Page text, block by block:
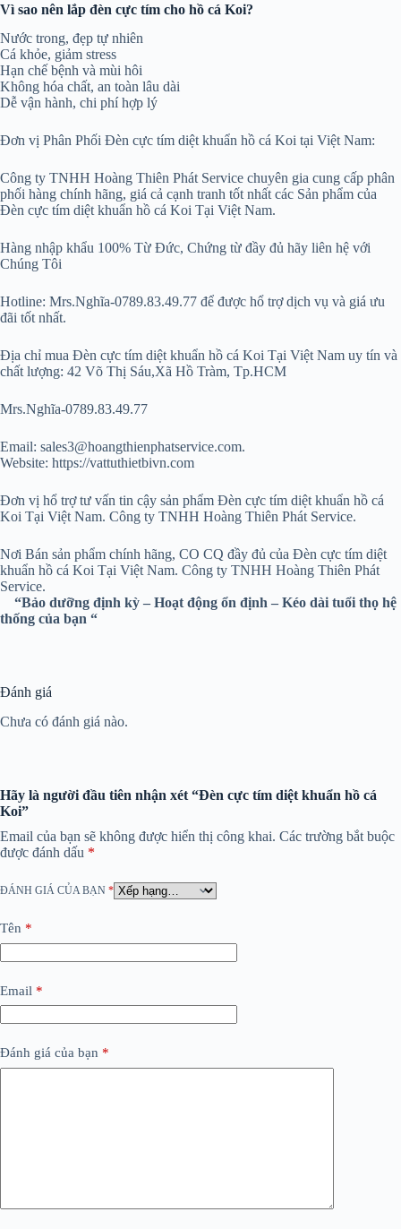
Vì sao nên lắp đèn cực tím cho hồ cá Koi?
Nước trong, đẹp tự nhiên
Cá khỏe, giảm stress
Hạn chế bệnh và mùi hôi
Không hóa chất, an toàn lâu dài
Dễ vận hành, chi phí hợp lý
Đơn vị Phân Phối Đèn cực tím diệt khuẩn hồ cá Koi tại Việt Nam:
Công ty TNHH Hoàng Thiên Phát Service chuyên gia cung cấp phân
phối hàng chính hãng, giá cả cạnh tranh tốt nhất các Sản phẩm của
Đèn cực tím diệt khuẩn hồ cá Koi Tại Việt Nam.
Hàng nhập khẩu 100% Từ Đức, Chứng từ đầy đủ hãy liên hệ với
Chúng Tôi
Hotline: Mrs.Nghĩa-0789.83.49.77 để được hổ trợ dịch vụ và giá ưu
đãi tốt nhất.
Địa chỉ mua Đèn cực tím diệt khuẩn hồ cá Koi Tại Việt Nam uy tín và
chất lượng: 42 Võ Thị Sáu,Xã Hồ Tràm, Tp.HCM
Mrs.Nghĩa-0789.83.49.77
Email: sales3@hoangthienphatservice.com.
Website: https://vattuthietbivn.com
Đơn vị hổ trợ tư vấn tin cậy sản phẩm Đèn cực tím diệt khuẩn hồ cá
Koi Tại Việt Nam. Công ty TNHH Hoàng Thiên Phát Service.
Nơi Bán sản phẩm chính hãng, CO CQ đầy đủ của Đèn cực tím diệt
khuẩn hồ cá Koi Tại Việt Nam. Công ty TNHH Hoàng Thiên Phát
Service.
“Bảo dưỡng định kỳ – Hoạt động ổn định – Kéo dài tuổi thọ hệ
thống của bạn “
Đánh giá
Chưa có đánh giá nào.
Hãy là người đầu tiên nhận xét “Đèn cực tím diệt khuẩn hồ cá
Koi”
Email của bạn sẽ không được hiển thị công khai. Các trường bắt buộc
được đánh dấu *
ĐÁNH GIÁ CỦA BẠN *
Tên *
Email *
Đánh giá của bạn *